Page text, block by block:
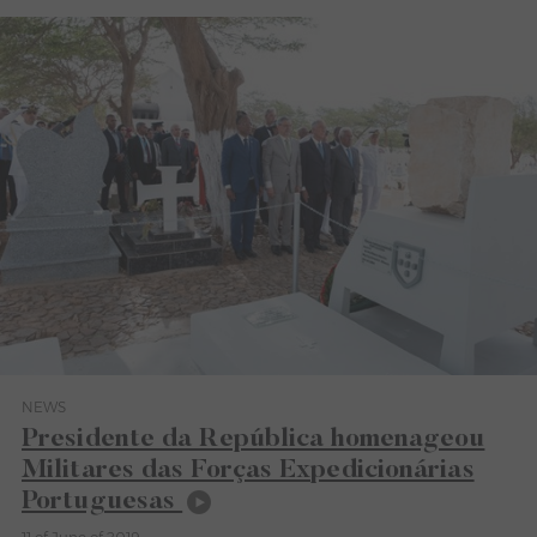
Category News
NEWS
Presidente da República homenageou
Militares das Forças Expedicionárias
Portuguesas